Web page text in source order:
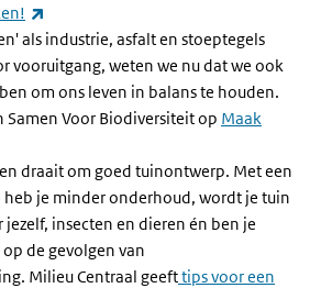
als industrie, asfalt en stoeptegels
vooruitgang, weten we nu dat we ook
om ons leven in balans te houden.
Samen Voor Biodiversiteit op Maak
draait om goed tuinontwerp. Met een
je minder onderhoud, wordt je tuin
insecten en dieren én ben je
de gevolgen van
Milieu Centraal geefttips voor een